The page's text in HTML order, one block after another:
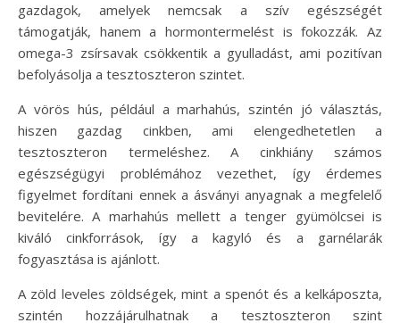
gazdagok, amelyek nemcsak a szív egészségét
támogatják, hanem a hormontermelést is fokozzák. Az
omega-3 zsírsavak csökkentik a gyulladást, ami pozitívan
befolyásolja a tesztoszteron szintet.
A vörös hús, például a marhahús, szintén jó választás,
hiszen gazdag cinkben, ami elengedhetetlen a
tesztoszteron termeléshez. A cinkhiány számos
egészségügyi problémához vezethet, így érdemes
figyelmet fordítani ennek a ásványi anyagnak a megfelelő
bevitelére. A marhahús mellett a tenger gyümölcsei is
kiváló cinkforrások, így a kagyló és a garnélarák
fogyasztása is ajánlott.
A zöld leveles zöldségek, mint a spenót és a kelkáposzta,
szintén hozzájárulhatnak a tesztoszteron szint